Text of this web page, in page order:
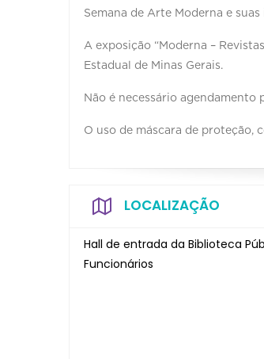
Semana de Arte Moderna e
A exposição “Moderna –
Estadual de Minas Gerais.
Não é necessário agendamento
O uso de máscara de proteção,
LOCALIZAÇÃO
Hall de entrada da Biblioteca
Funcionários